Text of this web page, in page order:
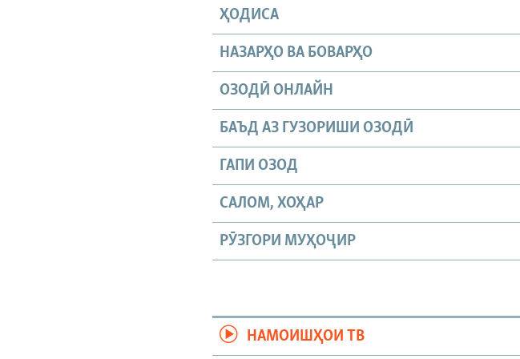
ҲОДИСА
НАЗАРҲО ВА БОВАРҲО
ОЗОДӢ ОНЛАЙН
БАЪД АЗ ГУЗОРИШИ ОЗОДӢ
ГАПИ ОЗОД
САЛОМ, ХОҲАР
РӮЗГОРИ МУҲОҶИР
НАМОИШҲОИ ТВ